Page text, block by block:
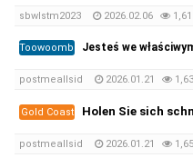
sbwlstm2023 2026.02.06
Toowoomba Jesteś we właściwym miejscu, jeśli chodzi o
postmeallsid 2026.01.21
Gold Coast Holen Sie sich schnell die Erlaubnis, die
postmeallsid 2026.01.21